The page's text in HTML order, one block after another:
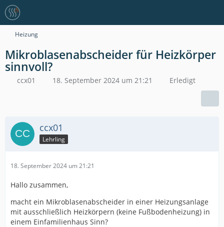
Heizung
Mikroblasenabscheider für Heizkörper
sinnvoll?
ccx01 18. September 2024 um 21:21 Erledigt
ccx01
Lehrling
18. September 2024 um 21:21
Hallo zusammen,
macht ein Mikroblasenabscheider in einer Heizungsanlage
mit ausschließlich Heizkörpern (keine Fußbodenheizung) in
einem Einfamilienhaus Sinn?